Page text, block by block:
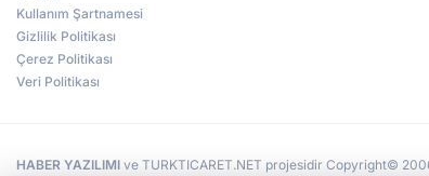
Kullanım Şartnamesi
Gizlilik Politikası
Çerez Politikası
Veri Politikası
HABER YAZILIMI ve TURKTICARET.NET projesidir Copyright©